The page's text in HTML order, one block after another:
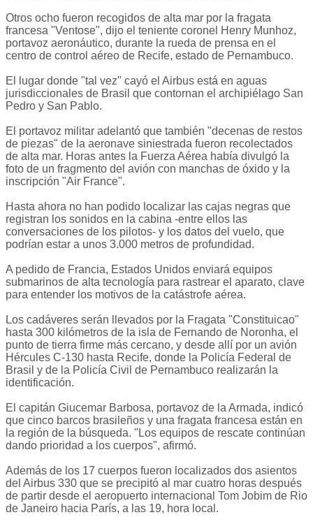
Otros ocho fueron recogidos de alta mar por la fragata
francesa "Ventose", dijo el teniente coronel Henry Munhoz,
portavoz aeronáutico, durante la rueda de prensa en el
centro de control aéreo de Recife, estado de Pernambuco.
El lugar donde "tal vez" cayó el Airbus está en aguas
jurisdiccionales de Brasil que contornan el archipiélago San
Pedro y San Pablo.
El portavoz militar adelantó que también "decenas de restos
de piezas" de la aeronave siniestrada fueron recolectados
de alta mar. Horas antes la Fuerza Aérea había divulgó la
foto de un fragmento del avión con manchas de óxido y la
inscripción "Air France".
Hasta ahora no han podido localizar las cajas negras que
registran los sonidos en la cabina -entre ellos las
conversaciones de los pilotos- y los datos del vuelo, que
podrían estar a unos 3.000 metros de profundidad.
A pedido de Francia, Estados Unidos enviará equipos
submarinos de alta tecnología para rastrear el aparato, clave
para entender los motivos de la catástrofe aérea.
Los cadáveres serán llevados por la Fragata "Constituicao"
hasta 300 kilómetros de la isla de Fernando de Noronha, el
punto de tierra firme más cercano, y desde allí por un avión
Hércules C-130 hasta Recife, donde la Policía Federal de
Brasil y de la Policía Civil de Pernambuco realizarán la
identificación.
El capitán Giucemar Barbosa, portavoz de la Armada, indicó
que cinco barcos brasileños y una fragata francesa están en
la región de la búsqueda. "Los equipos de rescate continúan
dando prioridad a los cuerpos", afirmó.
Además de los 17 cuerpos fueron localizados dos asientos
del Airbus 330 que se precipitó al mar cuatro horas después
de partir desde el aeropuerto internacional Tom Jobim de Rio
de Janeiro hacia París, a las 19, hora local.